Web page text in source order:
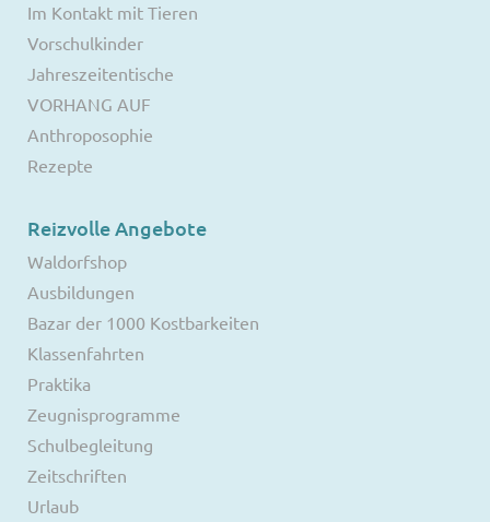
Im Kontakt mit Tieren
Vorschulkinder
Jahreszeitentische
VORHANG AUF
Anthroposophie
Rezepte
Reizvolle Angebote
Waldorfshop
Ausbildungen
Bazar der 1000 Kostbarkeiten
Klassenfahrten
Praktika
Zeugnisprogramme
Schulbegleitung
Zeitschriften
Urlaub